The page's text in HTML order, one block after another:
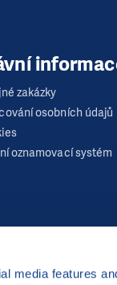
media features
zakázky
osobních údajů
oznamovací systém